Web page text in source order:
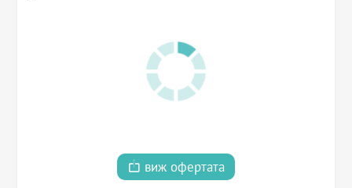
виж офертата